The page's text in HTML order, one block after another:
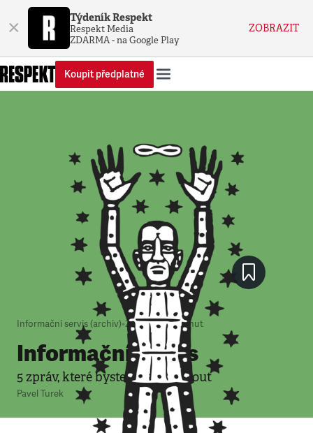
× Týdeník Respekt
Respekt Media
ZDARMA - na Google Play
ZOBRAZIT
Koupit předplatné
Informační servis (archiv)•20. 11. 2018•7minut
Informační servis
5 zpráv, které byste neměli minout
Pavel Turek